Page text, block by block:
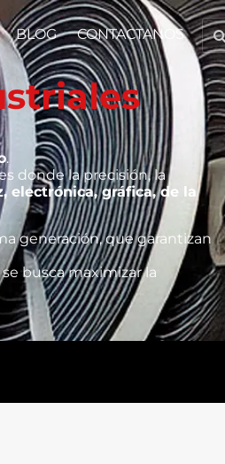
BLOG CONTACTANOS
.
donde la precisión, la
electrónica, gráfica, de la
generación, que garantizan
busca maximizar la